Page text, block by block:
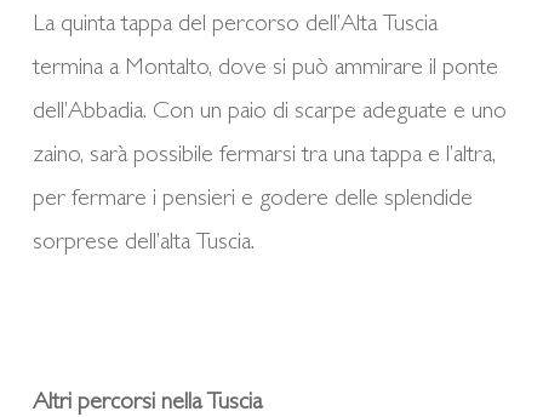
La quinta tappa del percorso dell’Alta Tuscia
termina a Montalto, dove si può ammirare il ponte
dell’Abbadia. Con un paio di scarpe adeguate e uno
zaino, sarà possibile fermarsi tra una tappa e l’altra,
per fermare i pensieri e godere delle splendide
sorprese dell’alta Tuscia.
Altri percorsi nella Tuscia